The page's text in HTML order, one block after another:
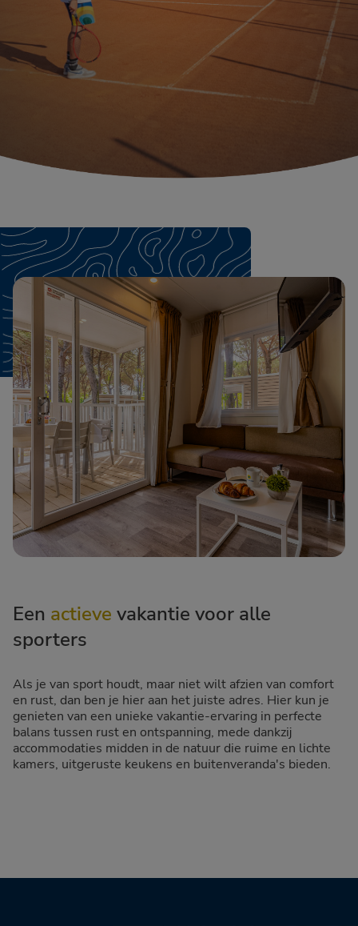
Een actieve vakantie voor alle
sporters
Als je van sport houdt, maar niet wilt afzien van comfort
en rust, dan ben je hier aan het juiste adres. Hier kun je
genieten van een unieke vakantie-ervaring in perfecte
balans tussen rust en ontspanning, mede dankzij
accommodaties midden in de natuur die ruime en lichte
kamers, uitgeruste keukens en buitenveranda's bieden.